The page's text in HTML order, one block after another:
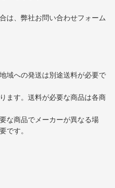
は、弊社お問い合わせフォーム
域への発送は別途送料が必要で
ます。送料が必要な商品は各商
な商品でメーカーが異なる場
です。